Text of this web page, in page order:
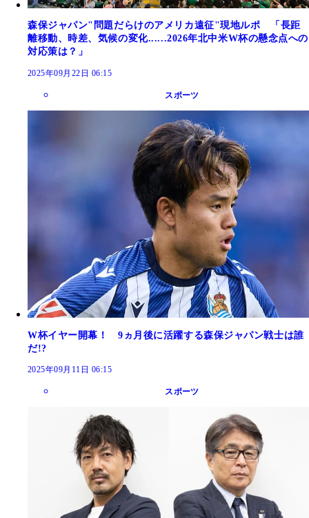
森保ジャパン"問題だらけのアメリカ遠征"現地ルポ 「長距
離移動、時差、気候の変化......2026年北中米W杯の懸念点への
対応策は？」
2025年09月22日 06:15
スポーツ
W杯イヤー開幕！ 9ヵ月後に活躍する森保ジャパン戦士は誰
だ!?
2025年09月11日 06:15
スポーツ